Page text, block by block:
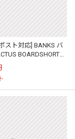
スト対応] BANKS バ
BOARDSHORT